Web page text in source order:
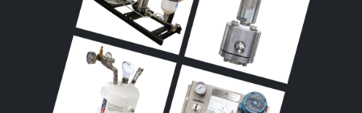
Akademi
Ürün Broşürleri
beyaz bültenler